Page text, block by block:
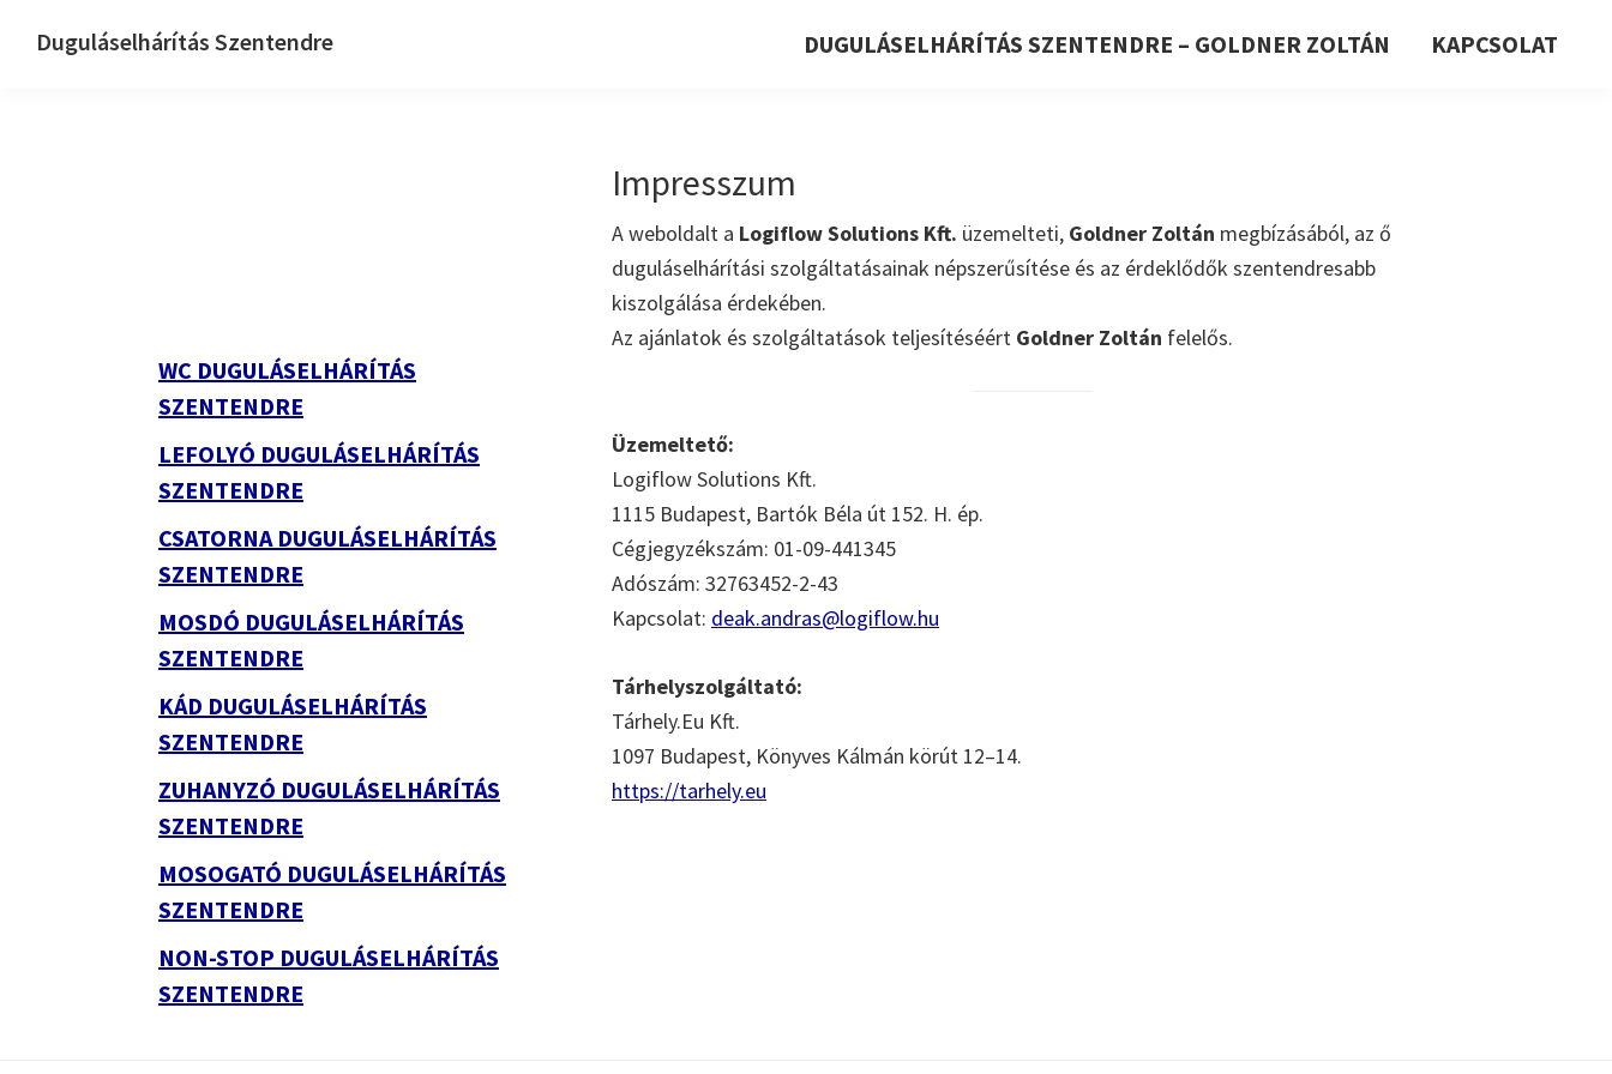
Duguláselhárítás Szentendre DUGULÁSELHÁRÍTÁS SZENTENDRE – GOLDNER ZOLTÁN KAPCSOLAT
Impresszum
A weboldalt a Logiflow Solutions Kft. üzemelteti, Goldner Zoltán megbízásából, az ő
duguláselhárítási szolgáltatásainak népszerűsítése és az érdeklődők szentendresabb
kiszolgálása érdekében.
Az ajánlatok és szolgáltatások teljesítéséért Goldner Zoltán felelős.
Üzemeltető:
Logiflow Solutions Kft.
1115 Budapest, Bartók Béla út 152. H. ép.
Cégjegyzékszám: 01-09-441345
Adószám: 32763452-2-43
Kapcsolat: deak.andras@logiflow.hu
Tárhelyszolgáltató:
Tárhely.Eu Kft.
1097 Budapest, Könyves Kálmán körút 12–14.
https://tarhely.eu
WC DUGULÁSELHÁRÍTÁS
SZENTENDRE
LEFOLYÓ DUGULÁSELHÁRÍTÁS
SZENTENDRE
CSATORNA DUGULÁSELHÁRÍTÁS
SZENTENDRE
MOSDÓ DUGULÁSELHÁRÍTÁS
SZENTENDRE
KÁD DUGULÁSELHÁRÍTÁS
SZENTENDRE
ZUHANYZÓ DUGULÁSELHÁRÍTÁS
SZENTENDRE
MOSOGATÓ DUGULÁSELHÁRÍTÁS
SZENTENDRE
NON-STOP DUGULÁSELHÁRÍTÁS
SZENTENDRE